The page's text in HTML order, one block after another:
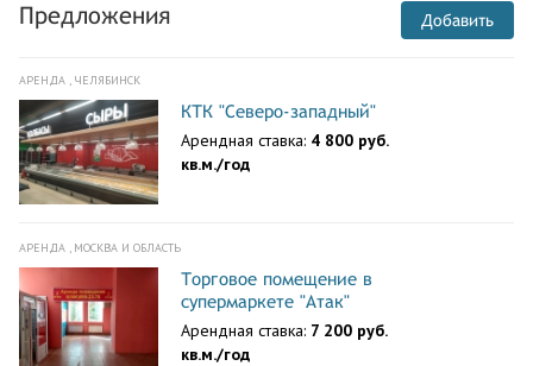
Предложения Добавить
АРЕНДА , ЧЕЛЯБИНСК
КТК "Северо-западный"
Арендная ставка: 4 800 руб.
кв.м./год
АРЕНДА , МОСКВА И ОБЛАСТЬ
Торговое помещение в
супермаркете "Атак"
Арендная ставка: 7 200 руб.
кв.м./год